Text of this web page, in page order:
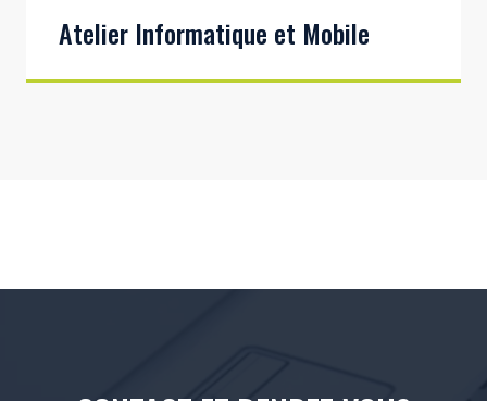
Atelier Informatique et Mobile